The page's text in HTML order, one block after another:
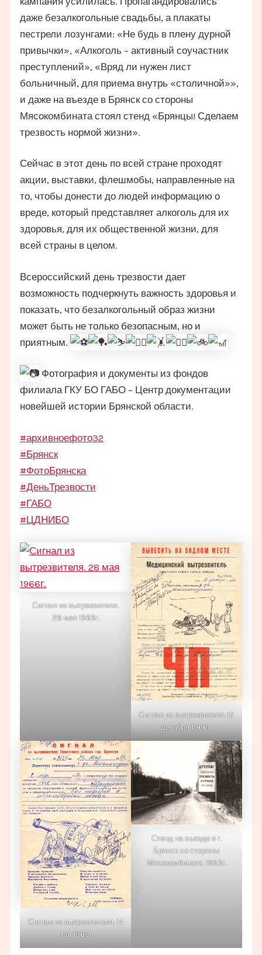
даже безалкогольные свадьбы, а плакаты
пестрели лозунгами: «Не будь в плену дурной
привычки», «Алкоголь – активный соучастник
преступлений», «Вряд ли нужен лист
больничный, для приема внутрь «столичной»»,
и даже на въезде в Брянск со стороны
Мясокомбината стоял стенд «Брянцы! Сделаем
трезвость нормой жизни».
Сейчас в этот день по всей стране проходят
акции, выставки, флешмобы, направленные на
то, чтобы донести до людей информацию о
вреде, который представляет алкоголь для их
здоровья, для их общественной жизни, для
всей страны в целом.
Всероссийский день трезвости дает
возможность подчеркнуть важность здоровья и
показать, что безалкогольный образ жизни
может быть не только безопасным, но и
приятным.
Фотография и документы из фондов
филиала ГКУ БО ГАБО – Центр документации
новейшей истории Брянской области.
#архивноефото32
#Брянск
#ФотоБрянска
#ДеньТрезвости
#ГАБО
#ЦДНИБО
Сигнал из вытрезвителя.
28 мая 1966г.
Сигнал из вытрезвителя. 12
декабря 1966г.
Сигнал из вытрезвителя. 14
мая 1969г.
Стенд на въезде в г.
Брянск со стороны
Мясокомбината. 1986г.